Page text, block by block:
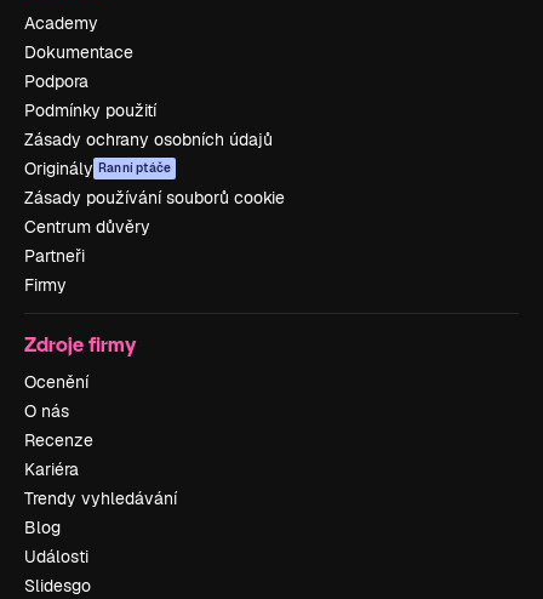
Academy
Dokumentace
Podpora
Podmínky použití
Zásady ochrany osobních údajů
Originály Ranní ptáče
Zásady používání souborů cookie
Centrum důvěry
Partneři
Firmy
Zdroje firmy
Ocenění
O nás
Recenze
Kariéra
Trendy vyhledávání
Blog
Události
Slidesgo